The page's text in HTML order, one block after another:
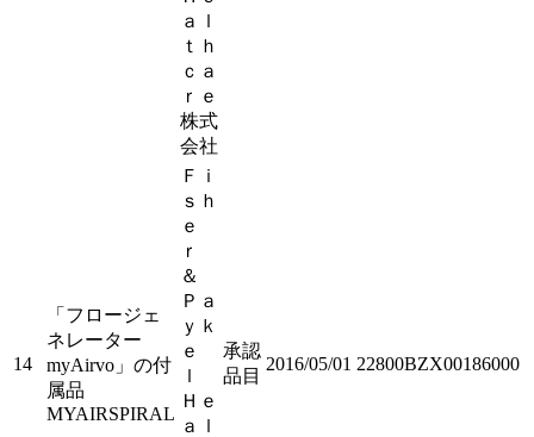
ａｌ
ｔｈ
ｃａ
ｒｅ
株式
会社
14
「フロージェ
ネレーター
myAirvo」の付
属品
MYAIRSPIRAL
Ｆｉ
ｓｈ
ｅ
ｒ
＆
Ｐａ
ｙｋ
ｅ
ｌ
Ｈｅ
ａｌ
承認
品目
2016/05/01 22800BZX00186000